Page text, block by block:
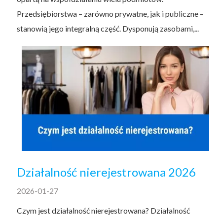
Przedsiębiorstwa – zarówno prywatne, jak i publiczne –
stanowią jego integralną część. Dysponują zasobami,...
Działalność nierejestrowana 2026
2026-01-27
Czym jest działalność nierejestrowana? Działalność